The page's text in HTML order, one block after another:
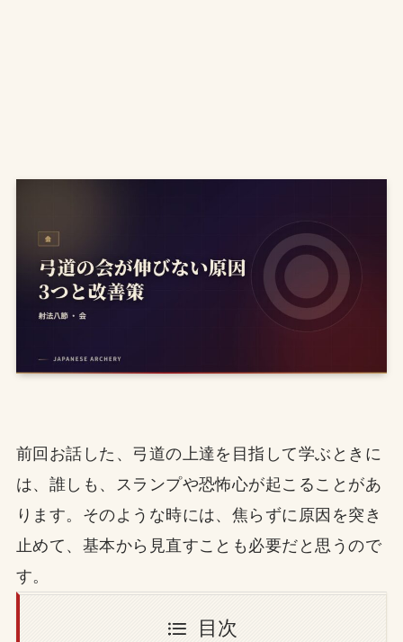
前回お話した、弓道の上達を目指して学ぶときに
は、誰しも、スランプや恐怖心が起こることがあ
ります。そのような時には、焦らずに原因を突き
止めて、基本から見直すことも必要だと思うので
す。
目次